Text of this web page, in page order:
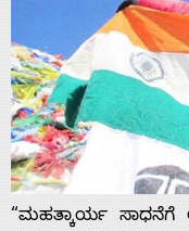
“ಮಹತ್ಕಾರ್ಯ ಸಾಧನೆಗೆ